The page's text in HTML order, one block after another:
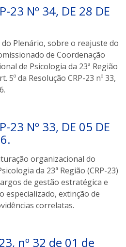
23 Nº 34, DE 28 DE
Plenário, sobre o reajuste do
de Coordenação
de Psicologia da 23ª Região
5º da Resolução CRP-23 nº 33,
23 Nº 33, DE 05 DE
organizacional do
da 23ª Região (CRP-23)
de gestão estratégica e
especializado, extinção de
correlatas.
nº 32 de 01 de